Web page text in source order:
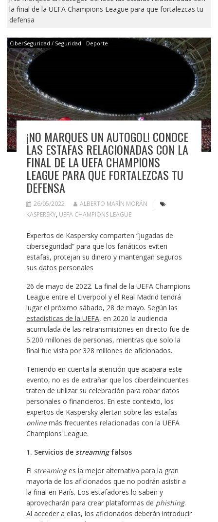
la final de la UEFA Champions League para que fortalezcas tu
defensa
CiberSeguridad / Seguridad Deporte
¡NO MARQUES UN AUTOGOL! CONOCE
LAS ESTAFAS RELACIONADAS CON LA
FINAL DE LA UEFA CHAMPIONS
LEAGUE PARA QUE FORTALEZCAS TU
DEFENSA
26/05/2022
ALBERTO MARÍN MORÁN
KASPERSKY, UEFA CHAMPIONS LEAGUE
Expertos de Kaspersky comparten “jugadas de
ciberseguridad” para que los fanáticos eviten
estafas, protejan su dinero y mantengan seguros
sus datos personales
26 de mayo de 2022. La final de la UEFA Champions
League entre el Liverpool y el Real Madrid tendrá
lugar el próximo sábado, 28 de mayo. Según las
estadísticas de la UEFA, en 2020 la audiencia
acumulada de las retransmisiones en directo fue de
5.200 millones de personas, mientras que solo la
final fue vista por 328 millones de aficionados.
Teniendo en cuenta la atención que acapara este
evento, no es de extrañar que los ciberdelincuentes
traten de utilizar su celebración para robar datos
personales o financieros. En este contexto, los
expertos de Kaspersky alertan sobre las estafas
onlinemás frecuentes relacionadas con la UEFA
Champions League.
1. Servicios de streamingfalsos
El streaminges la mejor alternativa para la gran
mayoría de los aficionados que no podrán asistir a
la final en París. Los estafadores lo saben y
aprovecharán para crear plataformas de phishing.
Al acceder a ellas, los aficionados deberán introducir